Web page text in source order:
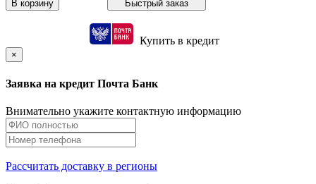
В корзину Быстрый заказ
Купить в кредит
×
Заявка на кредит Почта Банк
Внимательно укажите контактную информацию
Рассчитать доставку в регионы